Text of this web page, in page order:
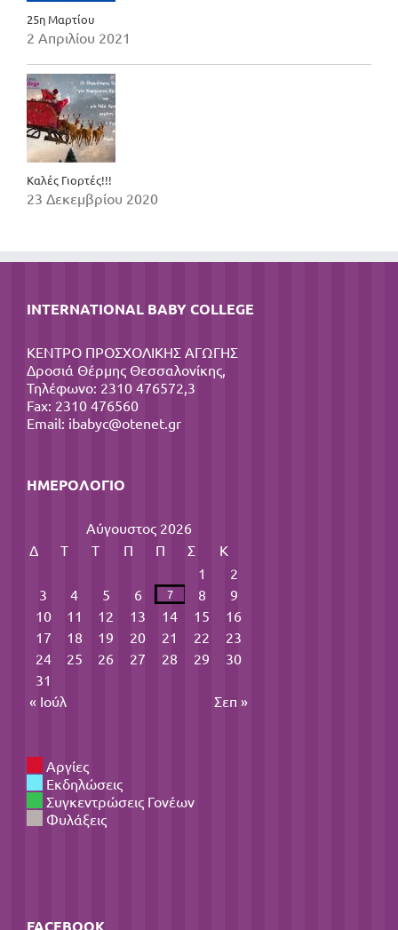
25η Μαρτίου
2 Απριλίου 2021
Καλές Γιορτές!!!
23 Δεκεμβρίου 2020
INTERNATIONAL BABY COLLEGE
ΚΕΝΤΡΟ ΠΡΟΣΧΟΛΙΚΗΣ ΑΓΩΓΗΣ
Δροσιά Θέρμης Θεσσαλονίκης,
Τηλέφωνο: 2310 476572,3
Fax: 2310 476560
Email: ibabyc@otenet.gr
ΗΜΕΡΟΛΌΓΙΟ
Αύγουστος 2026
Δ
Τ Τ Π Π Σ
Κ
1
2
3
4 5 6 7 8
9
10
11 12 13 14 15
16
17
18 19 20 21 22
23
24
25 26 27 28 29
30
31
« Ιούλ
Σεπ »
Αργίες
Εκδηλώσεις
Συγκεντρώσεις Γονέων
Φυλάξεις
FACEBOOK